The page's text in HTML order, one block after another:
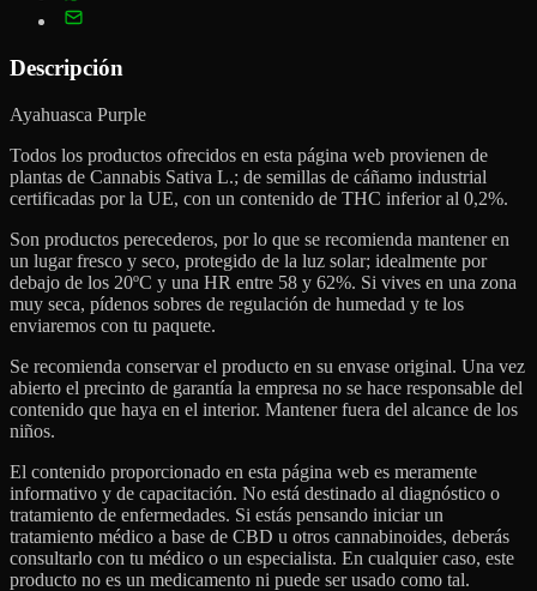
Descripción
Ayahuasca Purple
Todos los productos ofrecidos en esta página web provienen de
plantas de Cannabis Sativa L.; de semillas de cáñamo industrial
certificadas por la UE, con un contenido de THC inferior al 0,2%.
Son productos perecederos, por lo que se recomienda mantener en
un lugar fresco y seco, protegido de la luz solar; idealmente por
debajo de los 20ºC y una HR entre 58 y 62%. Si vives en una zona
muy seca, pídenos sobres de regulación de humedad y te los
enviaremos con tu paquete.
Se recomienda conservar el producto en su envase original. Una vez
abierto el precinto de garantía la empresa no se hace responsable del
contenido que haya en el interior. Mantener fuera del alcance de los
niños.
El contenido proporcionado en esta página web es meramente
informativo y de capacitación. No está destinado al diagnóstico o
tratamiento de enfermedades. Si estás pensando iniciar un
tratamiento médico a base de CBD u otros cannabinoides, deberás
consultarlo con tu médico o un especialista. En cualquier caso, este
producto no es un medicamento ni puede ser usado como tal.